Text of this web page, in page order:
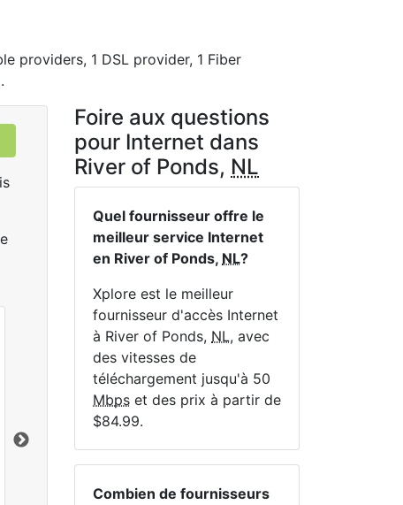
providers, 1 DSL provider, 1 Fiber
LTE 10 Unlimited
$84.99per month for 12 months
Terme du contrat: 12 mo.
Frais d'installation:
Vers le bas:10Mbps
En haut:1Mbps
Foire aux questions
pour Internet dans
River of Ponds, NL
Quel fournisseur offre le
meilleur service Internet
en River of Ponds, NL?
Xplore est le meilleur
fournisseur d'accès Internet
à River of Ponds, NL, avec
des vitesses de
téléchargement jusqu'à 50
Mbps et des prix à partir de
$84.99.
Combien de fournisseurs